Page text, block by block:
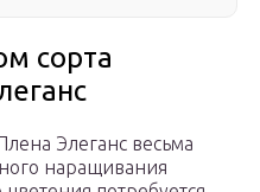
сорта
Элеганс весьма
наращивания